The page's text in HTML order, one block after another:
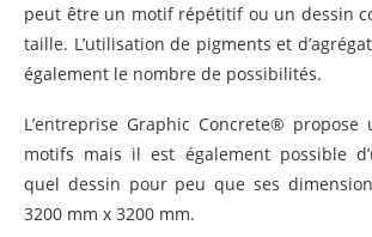
peut être un motif répétitif ou un dessin
taille. L’utilisation de pigments et
également le nombre de possibilités.
L’entreprise Graphic Concrete® propose
motifs mais il est également possible
quel dessin pour peu que ses
3200 mm x 3200 mm.